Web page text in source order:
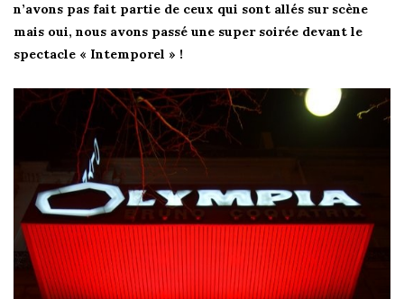
n’avons pas fait partie de ceux qui sont allés sur scène
mais oui, nous avons passé une super soirée devant le
spectacle « Intemporel » !